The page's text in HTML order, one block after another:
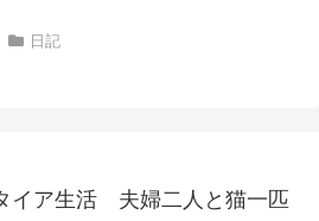
日記
イア生活 夫婦二人と猫一匹